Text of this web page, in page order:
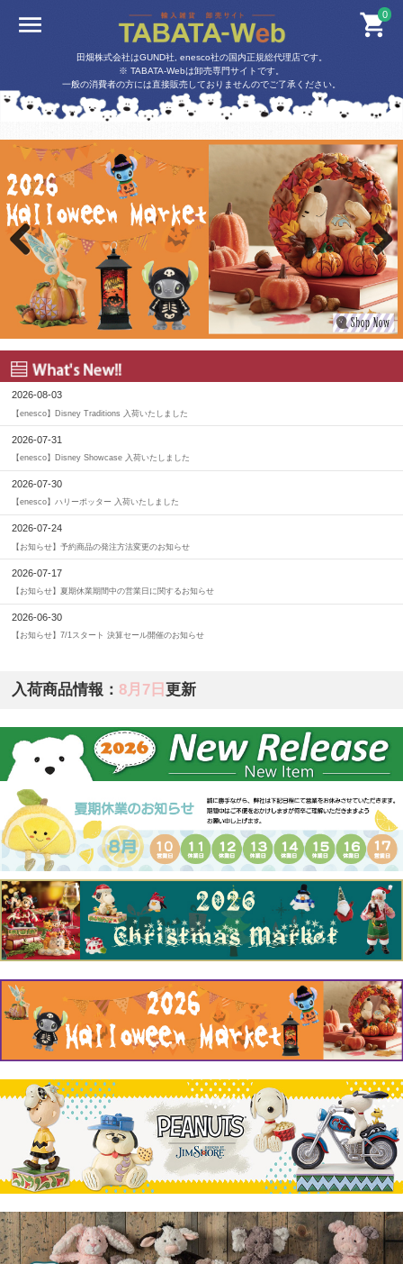
0
田畑株式会社はGUND社, enesco社の国内正規総代理店です。
※ TABATA-Webは卸売専門サイトです。
一般の消費者の方には直接販売しておりませんのでご了承ください。
Next
2026-08-03
【enesco】Disney Traditions 入荷いたしました
2026-07-31
【enesco】Disney Showcase 入荷いたしました
2026-07-30
【enesco】ハリーポッター 入荷いたしました
2026-07-24
【お知らせ】予約商品の発注方法変更のお知らせ
2026-07-17
【お知らせ】夏期休業期間中の営業日に関するお知らせ
2026-06-30
【お知らせ】7/1スタート 決算セール開催のお知らせ
入荷商品情報： 8月7日 更新